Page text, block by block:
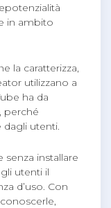
in ambito
la caratterizza,
utilizzano a
ha da
perché
utenti.
senza installare
utenti il
d’uso. Con